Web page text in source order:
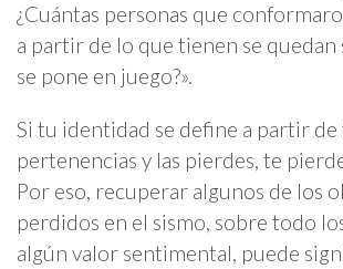
¿Cuántas personas que
a partir de lo que tienen se quedan
se pone en juego?».
Si tu identidad se define a partir de
pertenencias y las pierdes, te
Por eso, recuperar algunos de los
perdidos en el sismo, sobre todo
algún valor sentimental, puede